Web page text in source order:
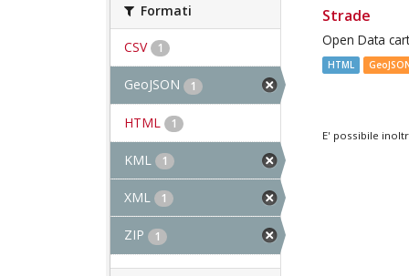
Formati
CSV 1
GeoJSON 1
HTML 1
KML 1
XML 1
ZIP 1
Strade
Open Data
HTML
E' possibile